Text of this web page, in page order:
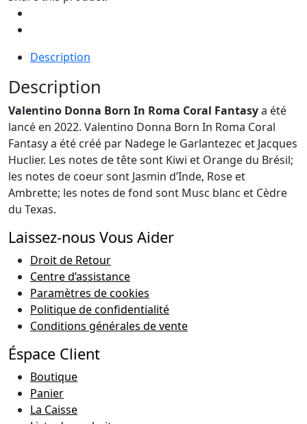
Description
Description
Valentino Donna Born In Roma Coral Fantasya été
lancé en 2022. Valentino Donna Born In Roma Coral
Fantasy a été créé par Nadege le Garlantezec et Jacques
Huclier. Les notes de tête sont Kiwi et Orange du Brésil;
les notes de coeur sont Jasmin d’Inde, Rose et
Ambrette; les notes de fond sont Musc blanc et Cèdre
du Texas.
Laissez-nous Vous Aider
Droit de Retour
Centre d’assistance
Paramètres de cookies
Politique de confidentialité
Conditions générales de vente
Éspace Client
Boutique
Panier
La Caisse